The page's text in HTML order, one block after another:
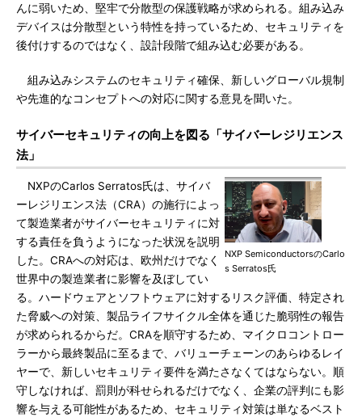
んに弱いため、堅牢で分散型の保護戦略が求められる。組み込み
デバイスは分散型という特性を持っているため、セキュリティを
後付けするのではなく、設計段階で組み込む必要がある。
組み込みシステムのセキュリティ確保、新しいグローバル規制
や先進的なコンセプトへの対応に関する意見を聞いた。
サイバーセキュリティの向上を図る「サイバーレジリエンス
法」
NXP SemiconductorsのCarlo
s Serratos氏
NXPのCarlos Serratos氏は、サイバ
ーレジリエンス法（CRA）の施行によっ
て製造業者がサイバーセキュリティに対
する責任を負うようになった状況を説明
した。CRAへの対応は、欧州だけでなく
世界中の製造業者に影響を及ぼしてい
る。ハードウェアとソフトウェアに対するリスク評価、特定され
た脅威への対策、製品ライフサイクル全体を通じた脆弱性の報告
が求められるからだ。CRAを順守するため、マイクロコントロー
ラーから最終製品に至るまで、バリューチェーンのあらゆるレイ
ヤーで、新しいセキュリティ要件を満たさなくてはならない。順
守しなければ、罰則が科せられるだけでなく、企業の評判にも影
響を与える可能性があるため、セキュリティ対策は単なるベスト